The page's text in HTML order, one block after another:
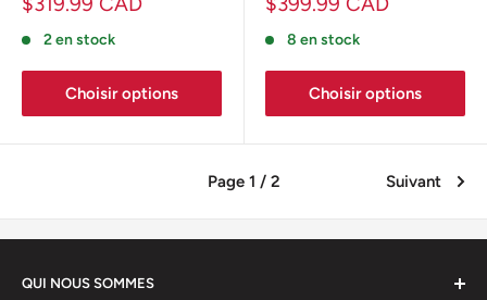
2 en stock
Choisir options
8 en stock
Choisir options
Page 1 / 2 Suivant
QUI NOUS SOMMES